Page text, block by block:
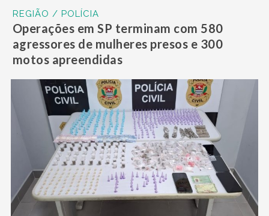
REGIÃO / POLÍCIA
Operações em SP terminam com 580
agressores de mulheres presos e 300
motos apreendidas